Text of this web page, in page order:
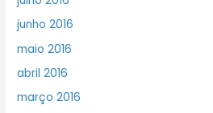
junho 2016
maio 2016
abril 2016
março 2016